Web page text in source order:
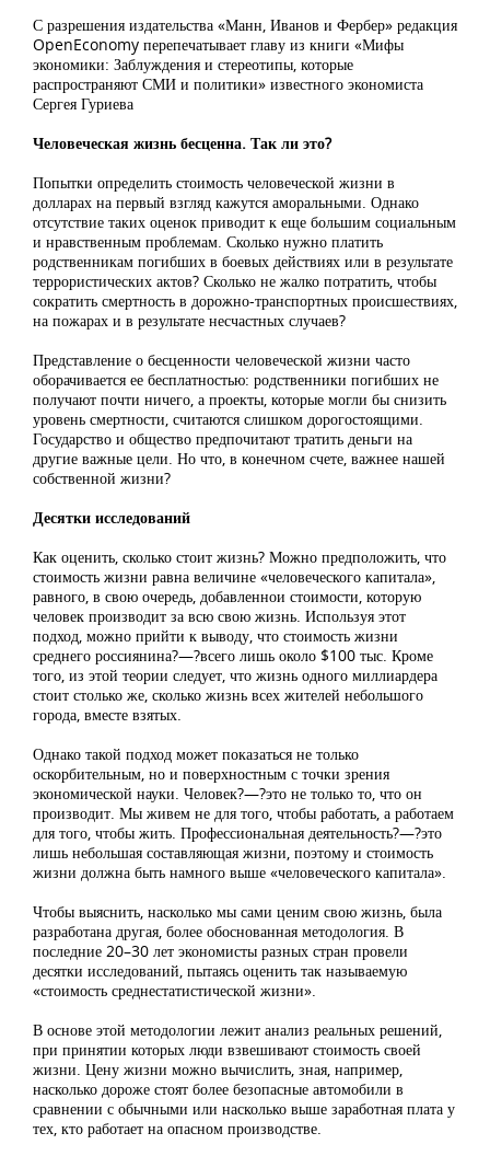
С разрешения издательства «Манн, Иванов и Фербер» редакция
OpenEconomy перепечатывает главу из книги «Мифы
экономики: Заблуждения и стереотипы, которые
распространяют СМИ и политики» известного экономиста
Сергея Гуриева
Человеческая жизнь бесценна. Так ли это?
Попытки определить стоимость человеческой жизни в
долларах на первый взгляд кажутся аморальными. Однако
отсутствие таких оценок приводит к еще большим социальным
и нравственным проблемам. Сколько нужно платить
родственникам погибших в боевых действиях или в результате
террористических актов? Сколько не жалко потратить, чтобы
сократить смертность в дорожно-транспортных происшествиях,
на пожарах и в результате несчастных случаев?
Представление о бесценности человеческой жизни часто
оборачивается ее бесплатностью: родственники погибших не
получают почти ничего, а проекты, которые могли бы снизить
уровень смертности, считаются слишком дорогостоящими.
Государство и общество предпочитают тратить деньги на
другие важные цели. Но что, в конечном счете, важнее нашей
собственной жизни?
Десятки исследований
Как оценить, сколько стоит жизнь? Можно предположить, что
стоимость жизни равна величине «человеческого капитала»,
равного, в свою очередь, добавленнои стоимости, которую
человек производит за всю свою жизнь. Используя этот
подход, можно прийти к выводу, что стоимость жизни
среднего россиянина?—?всего лишь около $100 тыс. Кроме
того, из этой теории следует, что жизнь одного миллиардера
стоит столько же, сколько жизнь всех жителей небольшого
города, вместе взятых.
Однако такой подход может показаться не только
оскорбительным, но и поверхностным с точки зрения
экономической науки. Человек?—?это не только то, что он
производит. Мы живем не для того, чтобы работать, а работаем
для того, чтобы жить. Профессиональная деятельность?—?это
лишь небольшая составляющая жизни, поэтому и стоимость
жизни должна быть намного выше «человеческого капитала».
Чтобы выяснить, насколько мы сами ценим свою жизнь, была
разработана другая, более обоснованная методология. В
последние 20–30 лет экономисты разных стран провели
десятки исследований, пытаясь оценить так называемую
«стоимость среднестатистической жизни».
В основе этой методологии лежит анализ реальных решений,
при принятии которых люди взвешивают стоимость своей
жизни. Цену жизни можно вычислить, зная, например,
насколько дороже стоят более безопасные автомобили в
сравнении с обычными или насколько выше заработная плата у
тех, кто работает на опасном производстве.